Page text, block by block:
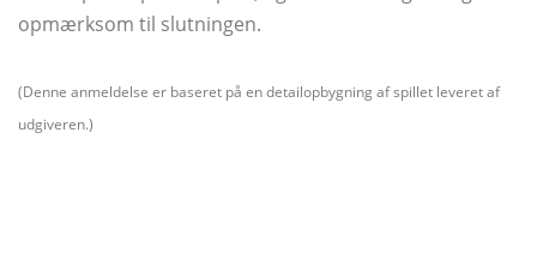
opmærksom til slutningen.
(Denne anmeldelse er baseret på en detailopbygning af spillet leveret af
udgiveren.)